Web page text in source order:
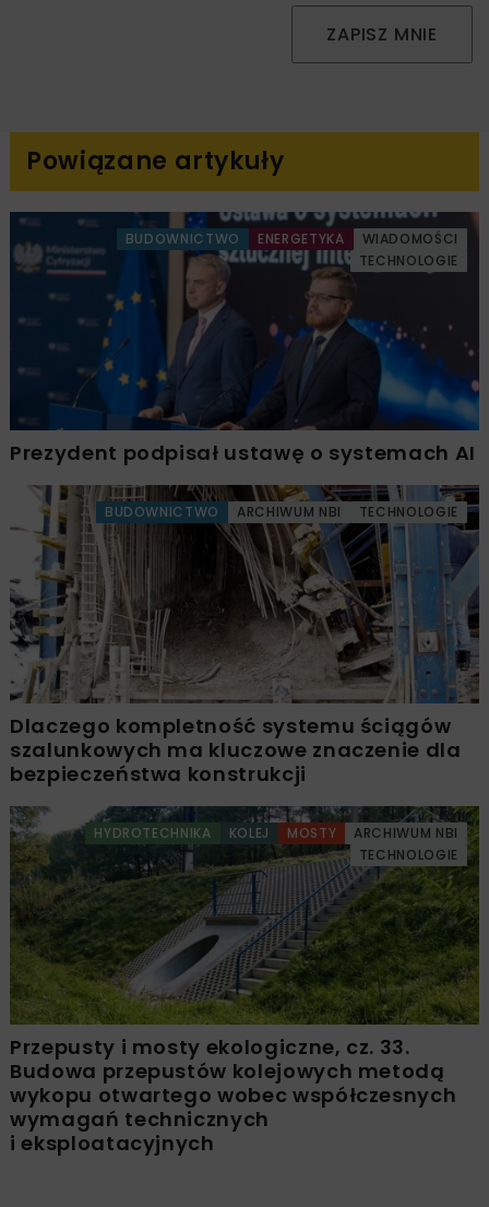
ZAPISZ MNIE
Powiązane artykuły
BUDOWNICTWO ENERGETYKA
WIADOMOŚCI
TECHNOLOGIE
Prezydent podpisał ustawę o systemach AI
BUDOWNICTWO ARCHIWUM NBI TECHNOLOGIE
Dlaczego kompletność systemu ściągów
szalunkowych ma kluczowe znaczenie dla
bezpieczeństwa konstrukcji
HYDROTECHNIKA KOLEJ MOSTY
ARCHIWUM NBI
TECHNOLOGIE
Przepusty i mosty ekologiczne, cz. 33.
Budowa przepustów kolejowych metodą
wykopu otwartego wobec współczesnych
wymagań technicznych
i eksploatacyjnych